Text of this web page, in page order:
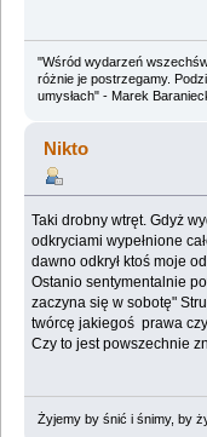
"Wśród wydarzeń
różnie je postrzegamy.
umysłach" - Marek
Nikto
Taki drobny wtręt. Gdyż
odkryciami wypełnione
dawno odkrył ktoś moje
Ostanio sentymentalnie
zaczyna się w sobotę"
twórcę jakiegoś prawa
Czy to jest powszechnie
Żyjemy by śnić i śnimy, by